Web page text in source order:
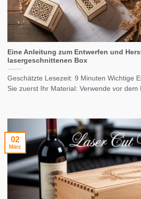
Eine Anleitung zum Entwerfen und
lasergeschnittenen Box
Geschätzte Lesezeit: 9 Minuten Wichtige
Sie zuerst Ihr Material: Verwende vor dem
02
März